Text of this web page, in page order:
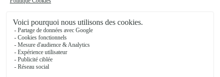
Ils ont fait livrer des fleurs ou une plante à
Larians-et-Munans
★ ★ ★ ★